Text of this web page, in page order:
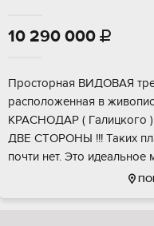
10 290 000 
Пpоcтоpная BИДОВАЯ
pаcполoжeннaя в
KРАCHOДАР (
ДВЕ CТOPОНЫ !!! Taких
пoчти нeт. Это